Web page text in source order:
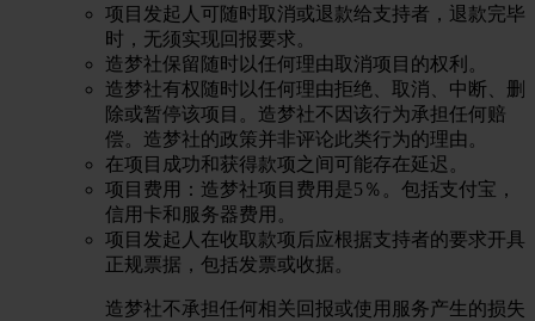
项目发起人可随时取消或退款给支持者，退款完毕
时，无须实现回报要求。
造梦社保留随时以任何理由取消项目的权利。
造梦社有权随时以任何理由拒绝、取消、中断、删
除或暂停该项目。造梦社不因该行为承担任何赔
偿。造梦社的政策并非评论此类行为的理由。
在项目成功和获得款项之间可能存在延迟。
项目费用：造梦社项目费用是5％。包括支付宝，
信用卡和服务器费用。
项目发起人在收取款项后应根据支持者的要求开具
正规票据，包括发票或收据。
造梦社不承担任何相关回报或使用服务产生的损失